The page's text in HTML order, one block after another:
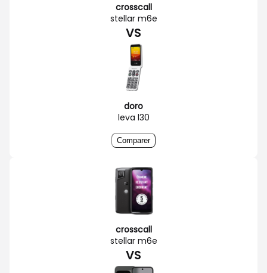
crosscall
stellar m6e
VS
doro
leva l30
Comparer
crosscall
stellar m6e
VS